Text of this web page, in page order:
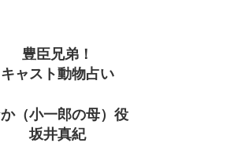
豊臣兄弟！
キャスト動物占い
（小一郎の母）役
坂井真紀